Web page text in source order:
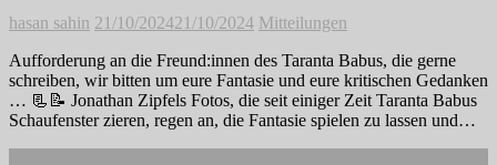
hasan sahin 21/10/202421/10/2024 Mitteilungen
Aufforderung an die Freund:innen des Taranta Babus, die gerne
schreiben, wir bitten um eure Fantasie und eure kritischen Gedanken
… 📃📝 Jonathan Zipfels Fotos, die seit einiger Zeit Taranta Babus
Schaufenster zieren, regen an, die Fantasie spielen zu lassen und…